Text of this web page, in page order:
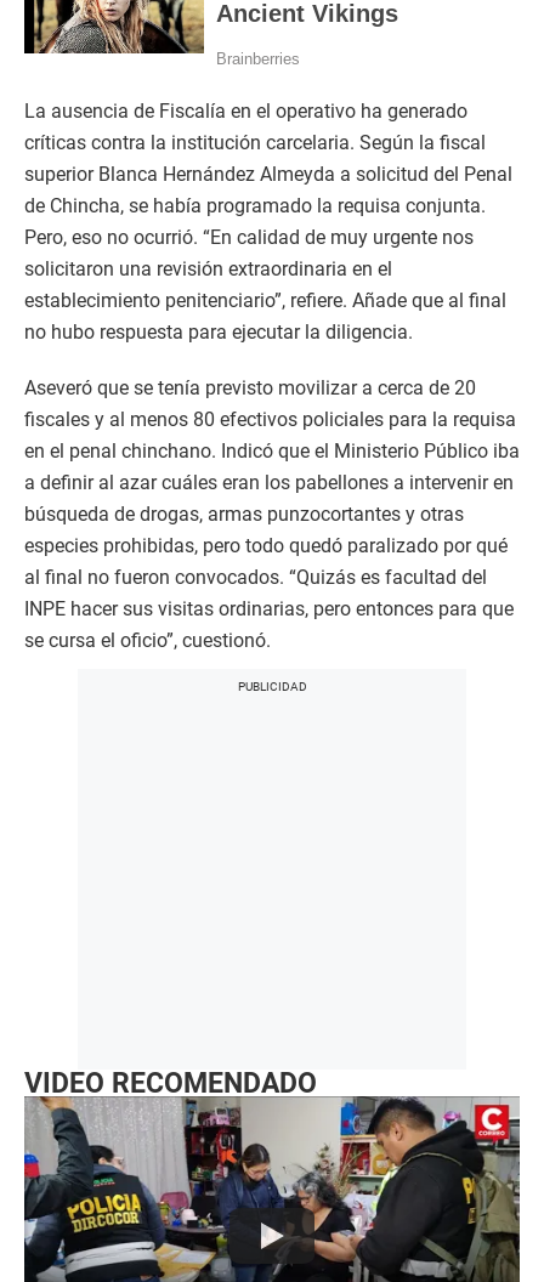
La ausencia de Fiscalía en el operativo ha generado
críticas contra la institución carcelaria. Según la fiscal
superior Blanca Hernández Almeyda a solicitud del Penal
de Chincha, se había programado la requisa conjunta.
Pero, eso no ocurrió. “En calidad de muy urgente nos
solicitaron una revisión extraordinaria en el
establecimiento penitenciario”, refiere. Añade que al final
no hubo respuesta para ejecutar la diligencia.
Aseveró que se tenía previsto movilizar a cerca de 20
fiscales y al menos 80 efectivos policiales para la requisa
en el penal chinchano. Indicó que el Ministerio Público iba
a definir al azar cuáles eran los pabellones a intervenir en
búsqueda de drogas, armas punzocortantes y otras
especies prohibidas, pero todo quedó paralizado por qué
al final no fueron convocados. “Quizás es facultad del
INPE hacer sus visitas ordinarias, pero entonces para que
se cursa el oficio”, cuestionó.
VIDEO RECOMENDADO